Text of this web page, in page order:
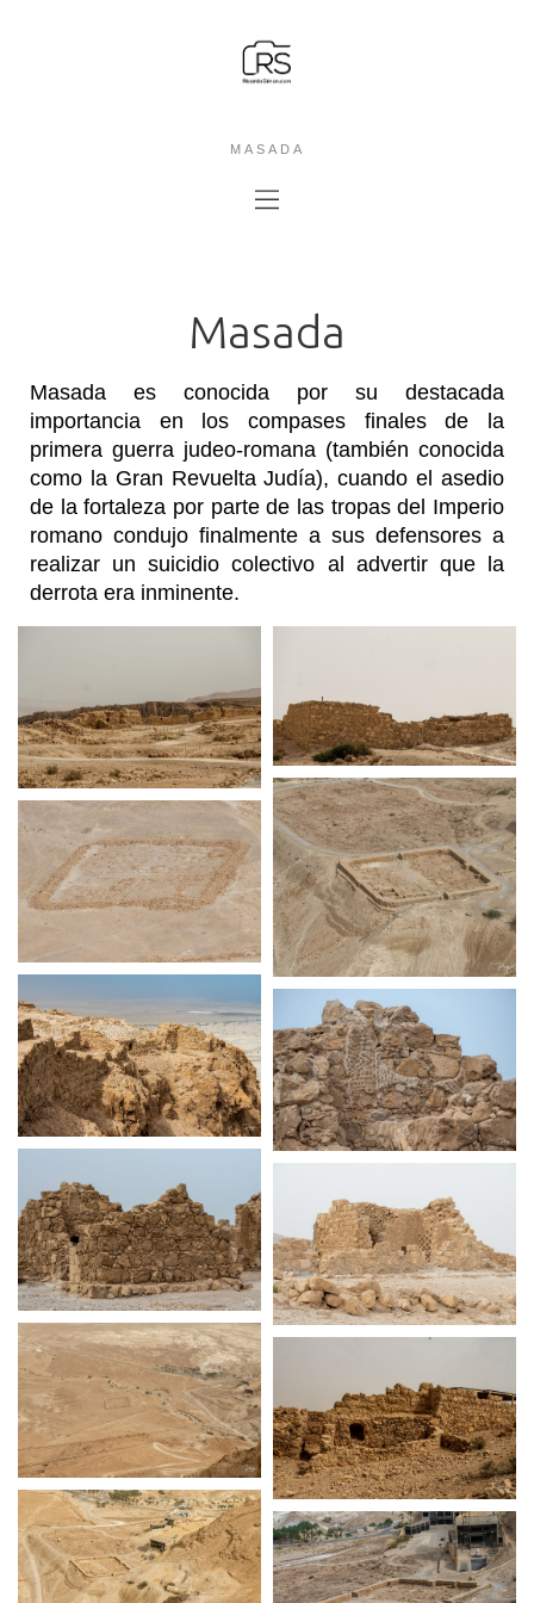
MASADA
Masada
Masada es conocida por su destacada
importancia en los compases finales de la
primera guerra judeo-romana (también conocida
como la Gran Revuelta Judía), cuando el asedio
de la fortaleza por parte de las tropas del Imperio
romano condujo finalmente a sus defensores a
realizar un suicidio colectivo al advertir que la
derrota era inminente.